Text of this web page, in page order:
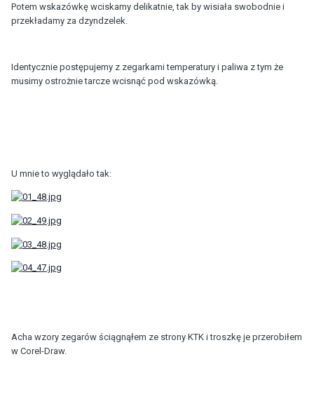
Potem wskazówkę wciskamy delikatnie, tak by wisiała swobodnie i
przekładamy za dzyndzelek.
Identycznie postępujemy z zegarkami temperatury i paliwa z tym że
musimy ostrożnie tarcze wcisnąć pod wskazówką.
U mnie to wyglądało tak:
Acha wzory zegarów ściągnąłem ze strony KTK i troszkę je przerobiłem
w Corel-Draw.